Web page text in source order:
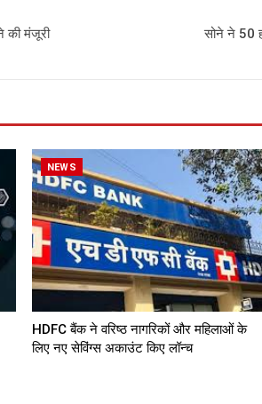
की मंजूरी सोने ने 50
NEWS
HDFC बैंक ने वरिष्ठ नागरिकों और महिलाओं के
लिए नए सेविंग्स अकाउंट किए लॉन्च